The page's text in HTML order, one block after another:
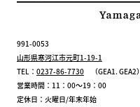
991-0053
山形県寒河江市元町1-19-1
TEL： 0237-86-7730（GEA1. GEA2）
営業時間：11：00～19：00
定休日：火曜日/年末年始